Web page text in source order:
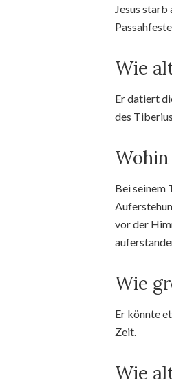
Jesus starb
Wie
Er datiert
des
Bei seinem
vor der
Wie
Er könnte
Zeit.
Wie